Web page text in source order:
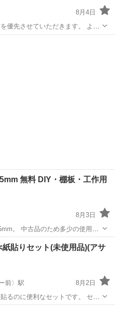
8月4日
優先させていただきます。 よろ
無料 DIY・棚板・工作用
8月3日
。 中古品のため多少の使用感
DIYや棚板、工作などにいかが
の他
貼りセット(未使用品)(アサ
前〉駅
8月2日
るのに便利なセットです。 セッ
カット定規 ・おさえローラー ・